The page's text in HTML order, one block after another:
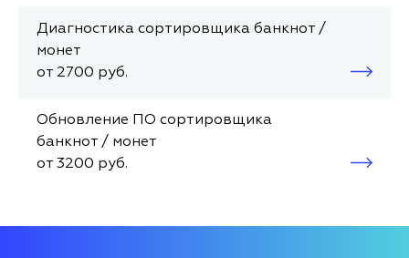
Диагностика сортировщика банкнот /
монет
от 2700 руб.
Обновление ПО сортировщика
банкнот / монет
от 3200 руб.